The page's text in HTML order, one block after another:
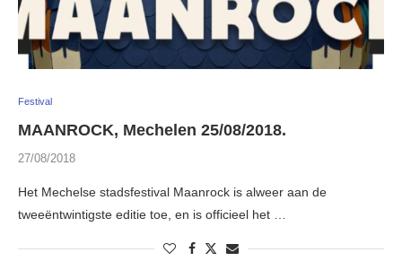
Festival
MAANROCK, Mechelen 25/08/2018.
27/08/2018
Het Mechelse stadsfestival Maanrock is alweer aan de
tweeëntwintigste editie toe, en is officieel het …